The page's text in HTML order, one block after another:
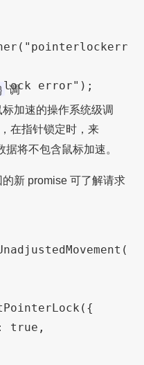
( "pointerlockerr
error" );
调
加速的操作系统级调
在指针锁定时，来
将不包含鼠标加速。
的新 promise 可了解请求
(
({
true ,